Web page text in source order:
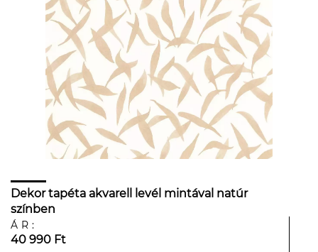
Dekor tapéta akvarell levél mintával natúr
színben
ÁR:
40 990 Ft